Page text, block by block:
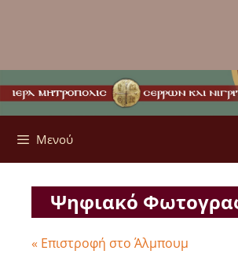
Μενού
Ψηφιακό
« Επιστροφή στο Άλμπουμ